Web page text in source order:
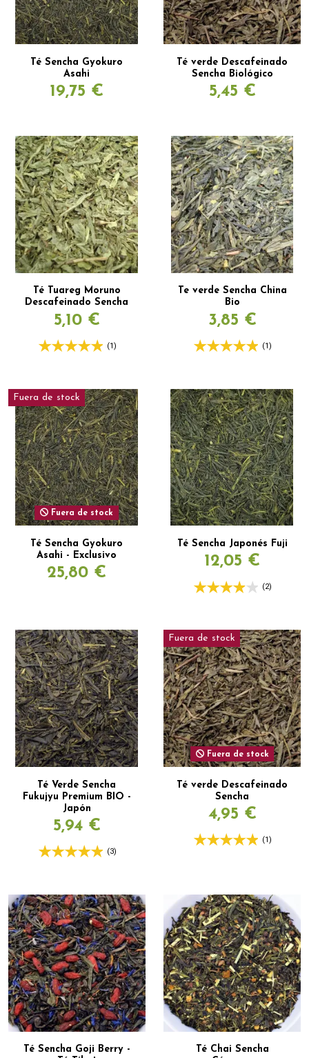
Té Sencha Gyokuro
Asahi
19,75 €
Té verde Descafeinado
Sencha Biológico
5,45 €
Té Tuareg Moruno
Descafeinado Sencha
5,10 €
(1)
Te verde Sencha China
Bio
3,85 €
(1)
Fuera de stock
Fuera de stock
Té Sencha Gyokuro
Asahi - Exclusivo
25,80 €
Té Sencha Japonés Fuji
12,05 €
(2)
Té Verde Sencha
Fukujyu Premium BIO -
Japón
5,94 €
(3)
Fuera de stock
Fuera de stock
Té verde Descafeinado
Sencha
4,95 €
(1)
Té Sencha Goji Berry -
Té Chai Sencha